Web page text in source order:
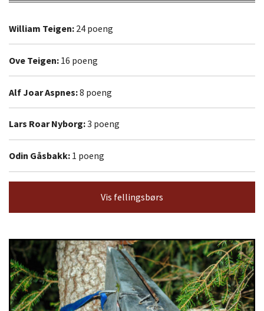
William Teigen: 24 poeng
Ove Teigen: 16 poeng
Alf Joar Aspnes:8 poeng
Lars Roar Nyborg:3 poeng
Odin Gåsbakk: 1 poeng
Vis fellingsbørs